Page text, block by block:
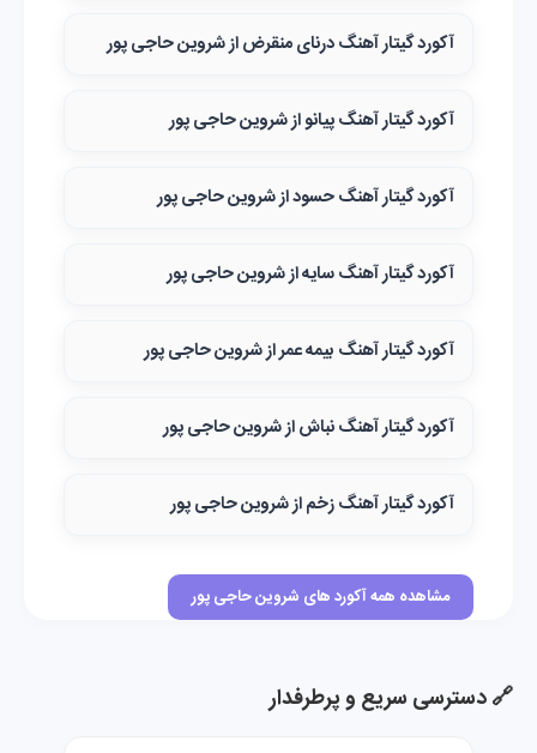
آکورد گیتار آهنگ درنای منقرض از شروین حاجی پور
آکورد گیتار آهنگ پیانو از شروین حاجی پور
آکورد گیتار آهنگ حسود از شروین حاجی پور
آکورد گیتار آهنگ سایه از شروین حاجی پور
آکورد گیتار آهنگ بیمه عمر از شروین حاجی پور
آکورد گیتار آهنگ نباش از شروین حاجی پور
آکورد گیتار آهنگ زخم از شروین حاجی پور
مشاهده همه آکورد های شروین حاجی پور
🔗 دسترسی سریع و پرطرفدار